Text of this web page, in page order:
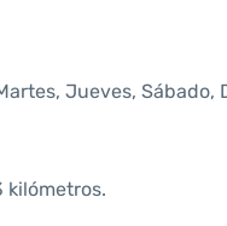
Jueves, Sábado,
kilómetros.